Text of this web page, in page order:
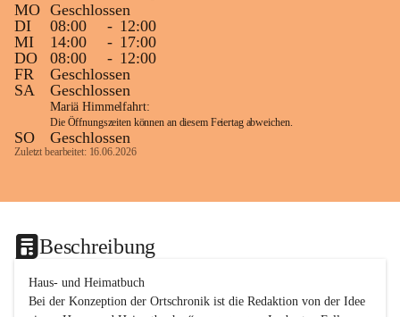
MO Geschlossen
DI
08:00 - 12:00
MI
14:00 - 17:00
DO
08:00 - 12:00
FR
Geschlossen
SA
Geschlossen
Mariä Himmelfahrt:
Die Öffnungszeiten können an diesem Feiertag abweichen.
SO Geschlossen
Zuletzt bearbeitet: 16.06.2026
Beschreibung
Haus- und Heimatbuch
Bei der Konzeption der Ortschronik ist die Redaktion von der Idee